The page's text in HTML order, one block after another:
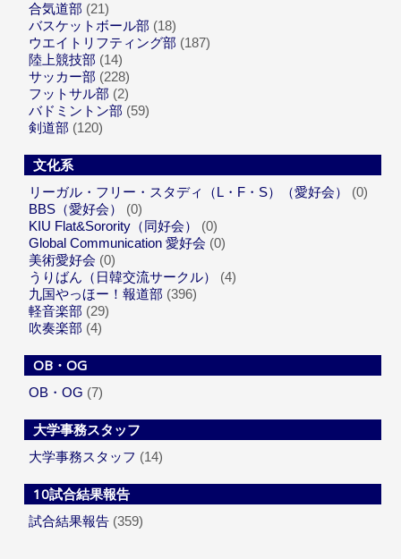
合気道部 (21)
バスケットボール部 (18)
ウエイトリフティング部 (187)
陸上競技部 (14)
サッカー部 (228)
フットサル部 (2)
バドミントン部 (59)
剣道部 (120)
文化系
リーガル・フリー・スタディ（L・F・S）（愛好会）
(0)
BBS（愛好会）
(0)
KIU Flat&Sorority（同好会）
(0)
Global Communication 愛好会 (0)
美術愛好会 (0)
うりばん（日韓交流サークル）
(4)
九国やっほー！報道部 (396)
軽音楽部 (29)
吹奏楽部 (4)
OB・OG
OB・OG (7)
大学事務スタッフ
大学事務スタッフ (14)
10試合結果報告
試合結果報告 (359)